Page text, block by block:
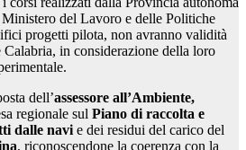
del Lavoro e delle Politiche
progetti pilota, non avranno validità
in considerazione della loro
dell’assessore all’Ambiente,
regionale sul Piano di raccolta e
dalle navie dei residui del carico del
, riconoscendone la coerenza con la